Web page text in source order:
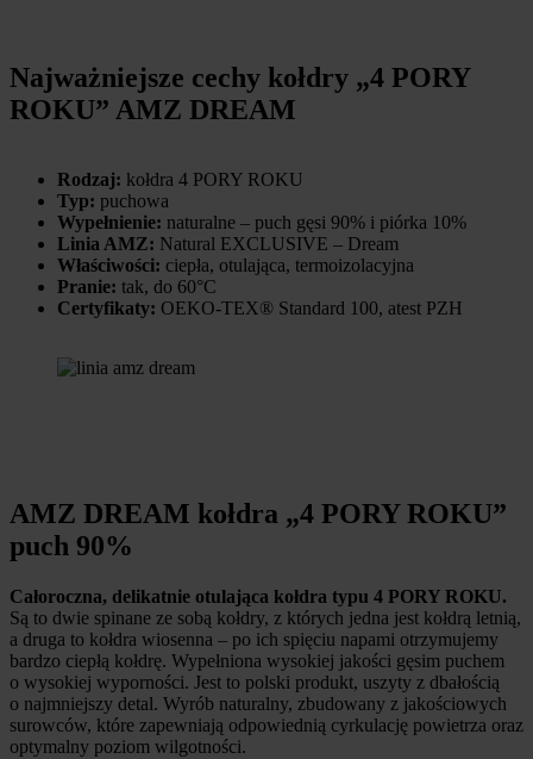
Najważniejsze cechy kołdry „4 PORY
ROKU” AMZ DREAM
Rodzaj: kołdra 4 PORY ROKU
Typ: puchowa
Wypełnienie: naturalne – puch gęsi 90% i piórka 10%
Linia AMZ: Natural EXCLUSIVE – Dream
Właściwości: ciepła, otulająca, termoizolacyjna
Pranie: tak, do 60°C
Certyfikaty: OEKO-TEX® Standard 100, atest PZH
AMZ DREAM kołdra „4 PORY ROKU”
puch 90%
Całoroczna, delikatnie otulająca kołdra typu 4 PORY ROKU.
Są to dwie spinane ze sobą kołdry, z których jedna jest kołdrą letnią,
a druga to kołdra wiosenna – po ich spięciu napami otrzymujemy
bardzo ciepłą kołdrę. Wypełniona wysokiej jakości gęsim puchem
o wysokiej wyporności. Jest to polski produkt, uszyty z dbałością
o najmniejszy detal. Wyrób naturalny, zbudowany z jakościowych
surowców, które zapewniają odpowiednią cyrkulację powietrza oraz
optymalny poziom wilgotności.